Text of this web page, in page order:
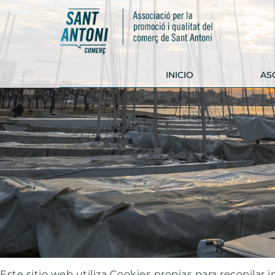
INICIO
COMERCIOS
CARNICERÍA
ARNALL
HORNO EL CASTELL
VINALIUM
FERRETERÍA
SAPERA
CARNICERÍA CAN
PRUJÀ
TECNIBIKE
SERVICIOS Y
EMPRESAS
ARC INTERIORISMO
CIPAUTOS
FARMACIA BORÉS
GHOFI
IDEHANT
MÓN D'HARMONIA
PALLARS FUSTA